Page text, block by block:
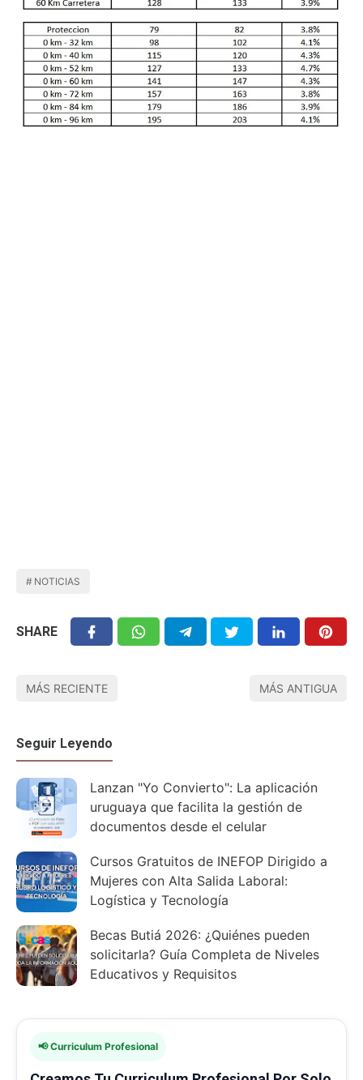
NOTICIAS
SHARE
MÁS RECIENTE MÁS ANTIGUA
Seguir Leyendo
Lanzan "Yo Convierto": La aplicación
uruguaya que facilita la gestión de
documentos desde el celular
Cursos Gratuitos de INEFOP Dirigido a
Mujeres con Alta Salida Laboral:
Logística y Tecnología
Becas Butiá 2026: ¿Quiénes pueden
solicitarla? Guía Completa de Niveles
Educativos y Requisitos
📢 Curriculum Profesional